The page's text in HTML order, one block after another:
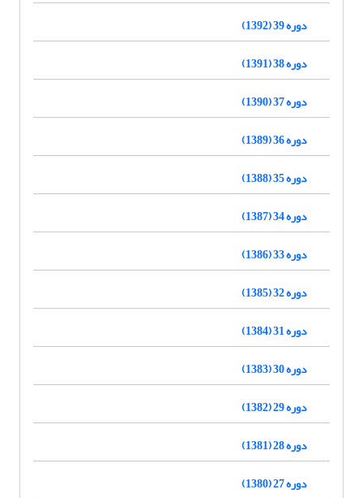
دوره 39 (1392)
دوره 38 (1391)
دوره 37 (1390)
دوره 36 (1389)
دوره 35 (1388)
دوره 34 (1387)
دوره 33 (1386)
دوره 32 (1385)
دوره 31 (1384)
دوره 30 (1383)
دوره 29 (1382)
دوره 28 (1381)
دوره 27 (1380)